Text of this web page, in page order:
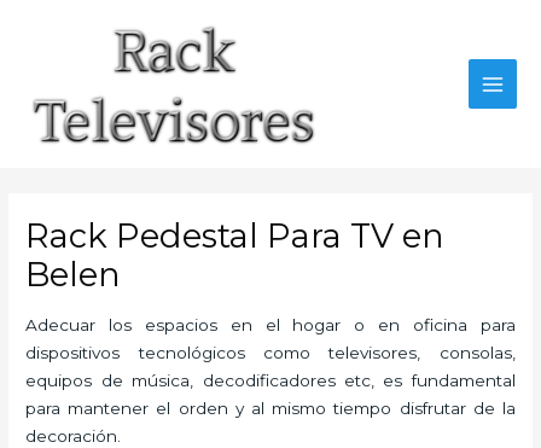
Rack Pedestal Para TV en
Belen
Adecuar los espacios en el hogar o en oficina para
dispositivos tecnológicos como televisores, consolas,
equipos de música, decodificadores etc, es fundamental
para mantener el orden y al mismo tiempo disfrutar de la
decoración.